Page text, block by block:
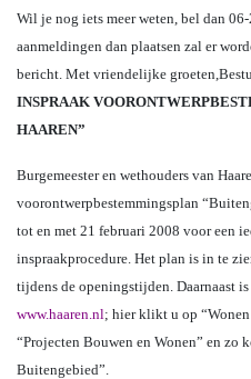
Wil je nog iets meer weten, bel dan
aanmeldingen dan plaatsen zal er
bericht. Met vriendelijke groeten,
INSPRAAK
HAAREN”
Burgemeester en wethouders van
voorontwerpbestemmingsplan
tot en met 21 februari 2008 voor een
inspraakprocedure. Het plan is in te
tijdens de openingstijden. Daarnaast
www.haaren.nl; hier klikt u op
“Projecten Bouwen en Wonen” en zo
Buitengebied”.